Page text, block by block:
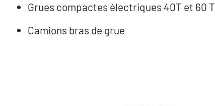
Grues compactes électriques 40T et 60 T
Camions bras de grue